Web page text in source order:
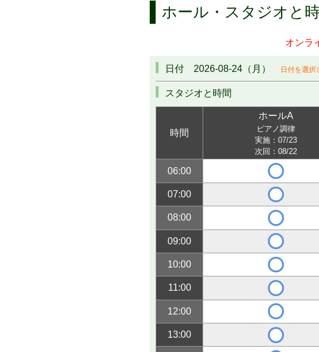
ホール・スタジオと
オンラ
日付 2026-08-24（月） 日付を選択
スタジオと時間
時間
06:00
07:00
08:00
09:00
10:00
11:00
12:00
13:00
ホールA
ピアノ調律
実施：07/23
次回：08/22